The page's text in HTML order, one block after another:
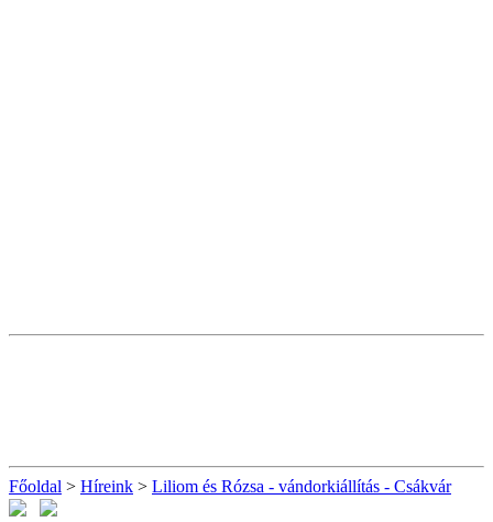
Főoldal > Híreink > Liliom és Rózsa - vándorkiállítás - Csákvár